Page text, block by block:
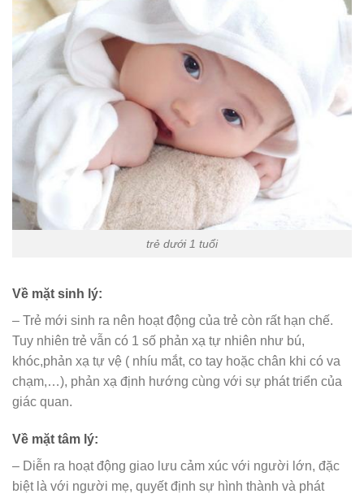
trẻ dưới 1 tuổi
Về mặt sinh lý:
– Trẻ mới sinh ra nên hoạt động của trẻ còn rất hạn chế.
Tuy nhiên trẻ vẫn có 1 số phản xạ tự nhiên như bú,
khóc,phản xạ tự vệ ( nhíu mắt, co tay hoặc chân khi có va
chạm,…), phản xạ định hướng cùng với sự phát triển của
giác quan.
Về mặt tâm lý:
– Diễn ra hoạt động giao lưu cảm xúc với người lớn, đặc
biệt là với người mẹ, quyết định sự hình thành và phát